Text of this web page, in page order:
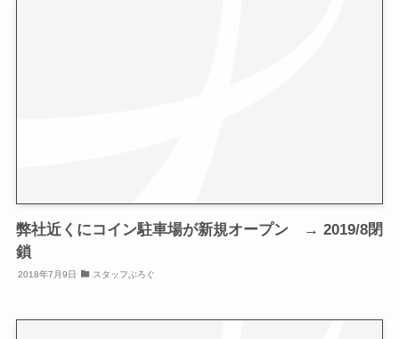
弊社近くにコイン駐車場が新規オープン → 2019/8閉
鎖
2018年7月9日 スタッフぶろぐ